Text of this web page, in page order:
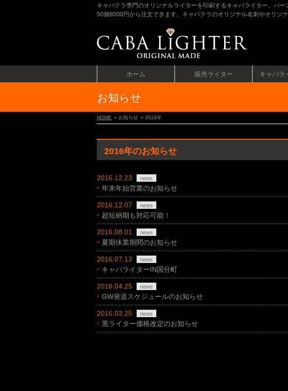
キャバクラ専門のオリジナルライターを印刷するキャバライター。バ
50個8000円から注文できます。キャバクラのオリジナル名刺やオリジ
ホーム 販売ライター キャバラ
お知らせ
HOME » お知らせ » 2016年
2016年のお知らせ
2016.12.23 news
年末年始営業のお知らせ
2016.12.07 news
超短納期も対応可能！
2016.08.01 news
夏期休業期間のお知らせ
2016.07.13 news
キャバライターIN国分町
2016.04.25 news
GW発送スケジュールのお知らせ
2016.03.25 news
黒ライター価格改定のお知らせ